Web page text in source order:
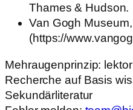
Thames & Hudson.
Van Gogh
(https://
Mehraugenprinzip:
Recherche auf Basis
Sekundärliteratur